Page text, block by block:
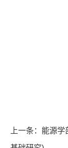
上一条： 能源学